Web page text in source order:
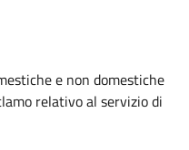
e non domestiche
relativo al servizio di